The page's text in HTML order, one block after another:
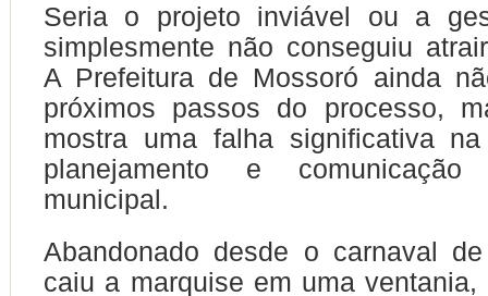
Seria o projeto inviável ou a
simplesmente não conseguiu
A Prefeitura de Mossoró ainda
próximos passos do processo,
mostra uma falha significativa
planejamento e
municipal.
Abandonado desde o carnaval
caiu a marquise em uma